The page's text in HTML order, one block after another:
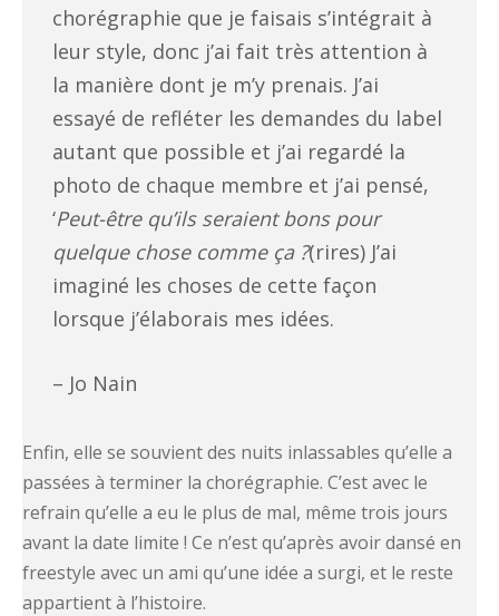
chorégraphie que je faisais s’intégrait à
leur style, donc j’ai fait très attention à
la manière dont je m’y prenais. J’ai
essayé de refléter les demandes du label
autant que possible et j’ai regardé la
photo de chaque membre et j’ai pensé,
‘Peut-être qu’ils seraient bons pour
quelque chose comme ça ?(rires) J’ai
imaginé les choses de cette façon
lorsque j’élaborais mes idées.
– Jo Nain
Enfin, elle se souvient des nuits inlassables qu’elle a
passées à terminer la chorégraphie. C’est avec le
refrain qu’elle a eu le plus de mal, même trois jours
avant la date limite ! Ce n’est qu’après avoir dansé en
freestyle avec un ami qu’une idée a surgi, et le reste
appartient à l’histoire.